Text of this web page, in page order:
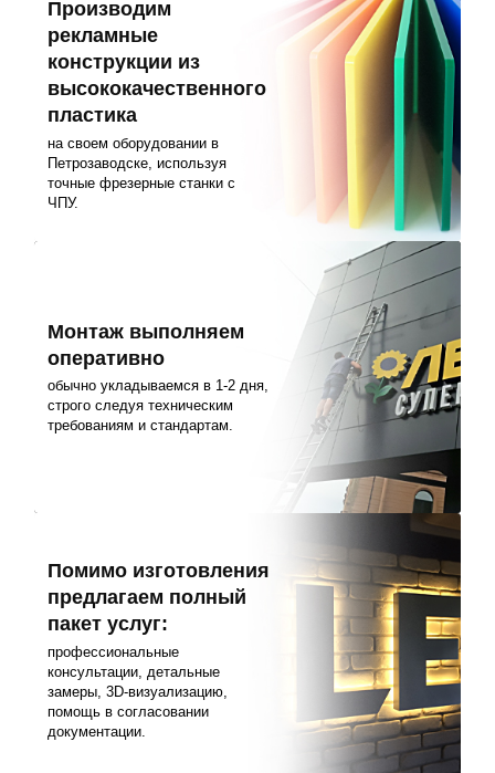
Производим
рекламные
конструкции из
высококачественного
пластика
на своем оборудовании в
Петрозаводске, используя
точные фрезерные станки с
ЧПУ.
Монтаж выполняем
оперативно
обычно укладываемся в 1-2 дня,
строго следуя техническим
требованиям и стандартам.
Помимо изготовления
предлагаем полный
пакет услуг:
профессиональные
консультации, детальные
замеры, 3D-визуализацию,
помощь в согласовании
документации.